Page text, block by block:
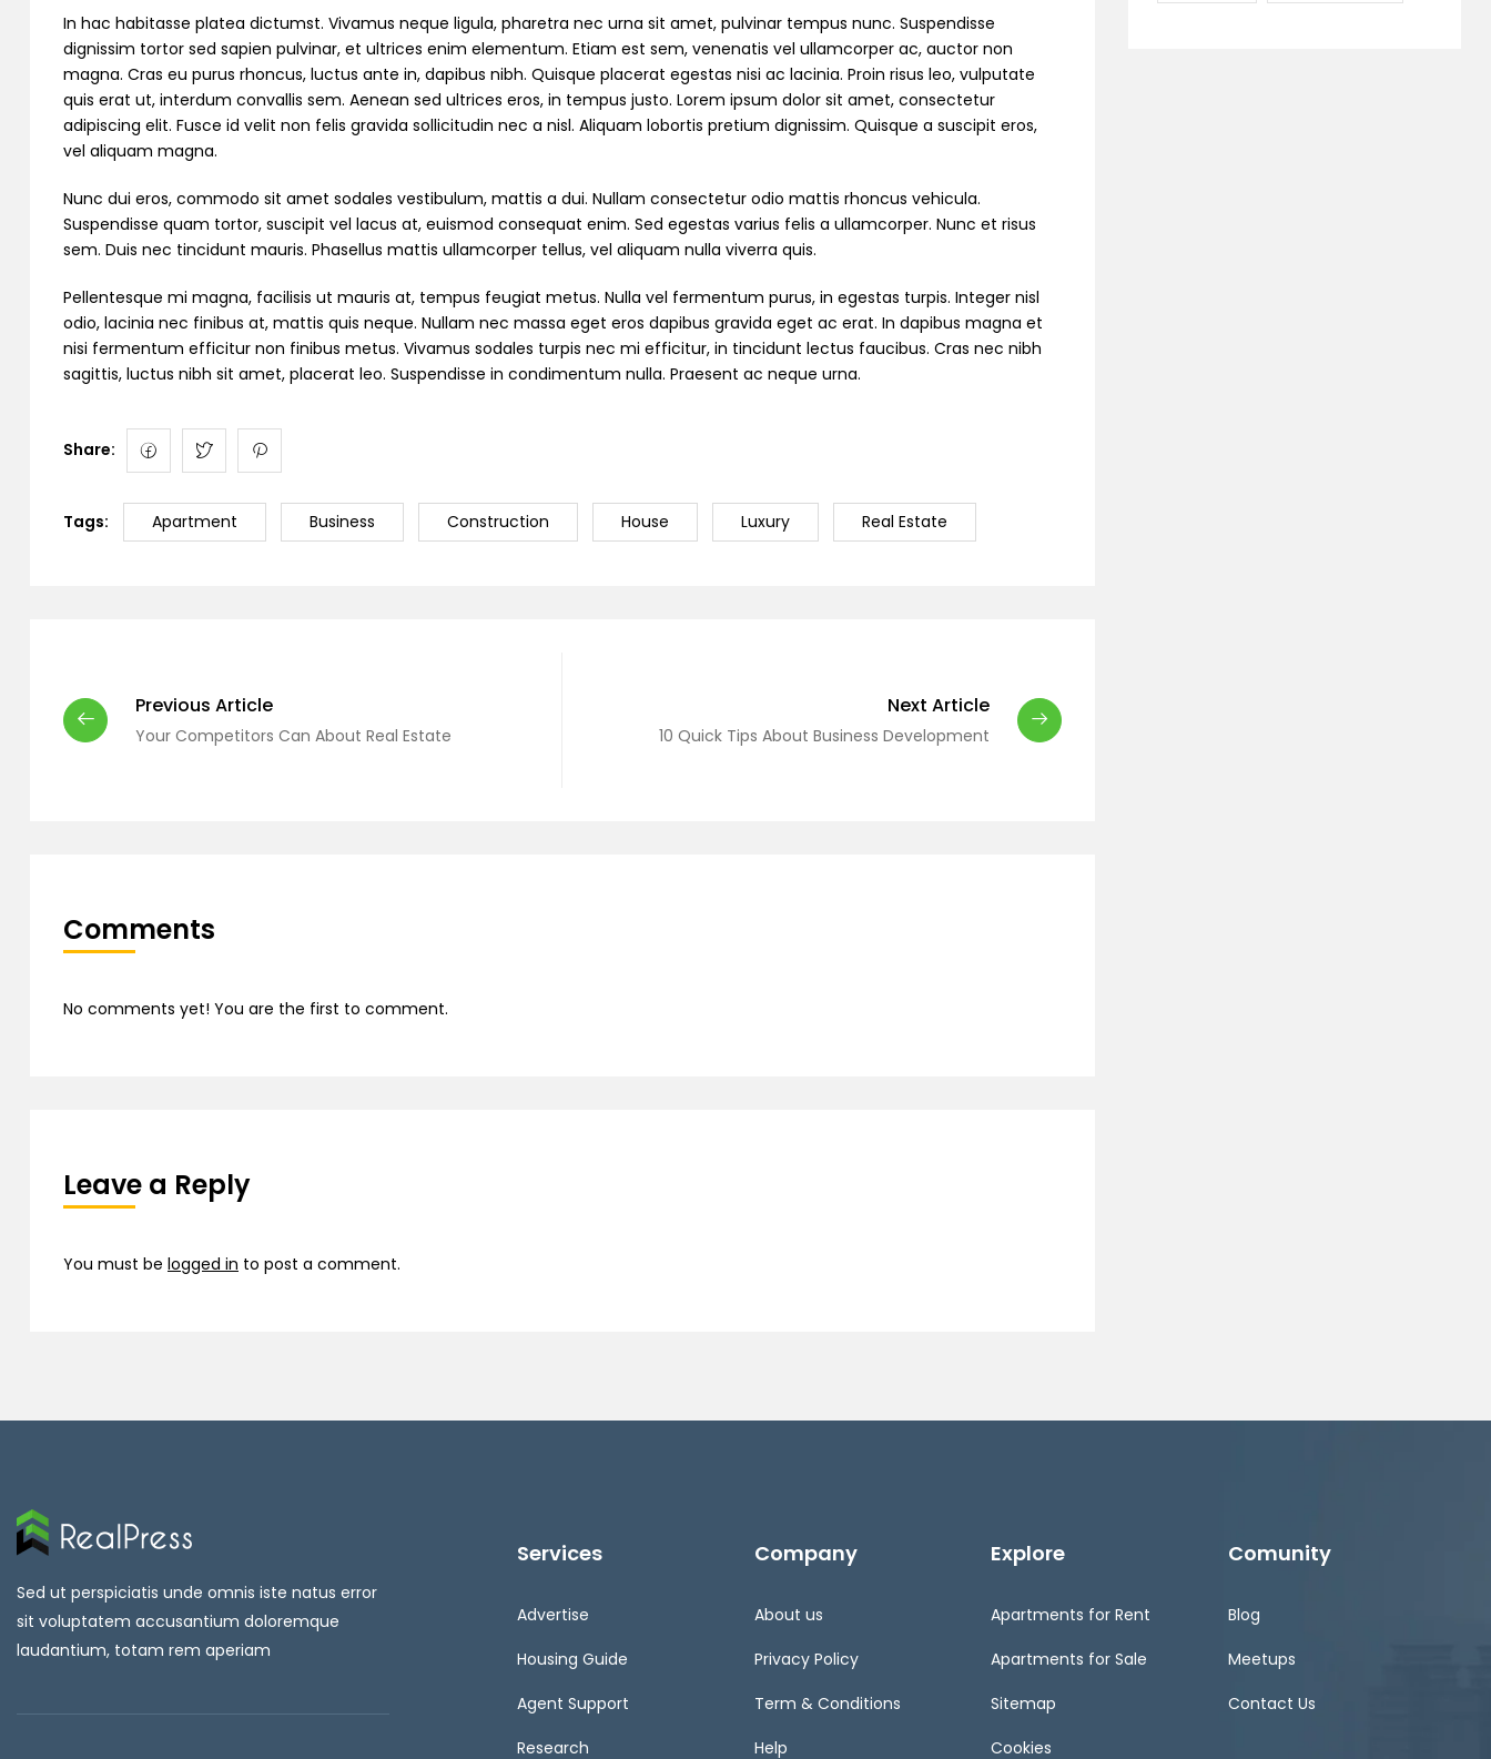
In hac habitasse platea dictumst. Vivamus neque ligula, pharetra nec urna sit amet, pulvinar tempus nunc. Suspendisse
dignissim tortor sed sapien pulvinar, et ultrices enim elementum. Etiam est sem, venenatis vel ullamcorper ac, auctor non
magna. Cras eu purus rhoncus, luctus ante in, dapibus nibh. Quisque placerat egestas nisi ac lacinia. Proin risus leo, vulputate
quis erat ut, interdum convallis sem. Aenean sed ultrices eros, in tempus justo. Lorem ipsum dolor sit amet, consectetur
adipiscing elit. Fusce id velit non felis gravida sollicitudin nec a nisl. Aliquam lobortis pretium dignissim. Quisque a suscipit eros,
vel aliquam magna.
Nunc dui eros, commodo sit amet sodales vestibulum, mattis a dui. Nullam consectetur odio mattis rhoncus vehicula.
Suspendisse quam tortor, suscipit vel lacus at, euismod consequat enim. Sed egestas varius felis a ullamcorper. Nunc et risus
sem. Duis nec tincidunt mauris. Phasellus mattis ullamcorper tellus, vel aliquam nulla viverra quis.
Pellentesque mi magna, facilisis ut mauris at, tempus feugiat metus. Nulla vel fermentum purus, in egestas turpis. Integer nisl
odio, lacinia nec finibus at, mattis quis neque. Nullam nec massa eget eros dapibus gravida eget ac erat. In dapibus magna et
nisi fermentum efficitur non finibus metus. Vivamus sodales turpis nec mi efficitur, in tincidunt lectus faucibus. Cras nec nibh
sagittis, luctus nibh sit amet, placerat leo. Suspendisse in condimentum nulla. Praesent ac neque urna.
Share:
Tags: Apartment Business Construction House Luxury Real Estate
Previous Article
Your Competitors Can About Real Estate
Next Article
10 Quick Tips About Business Development
Comments
No comments yet! You are the first to comment.
Leave a Reply
You must be logged in to post a comment.
Sed ut perspiciatis unde omnis iste natus error
sit voluptatem accusantium doloremque
laudantium, totam rem aperiam
Services
Advertise
Housing Guide
Agent Support
Research
Company
About us
Privacy Policy
Term & Conditions
Help
Explore
Apartments for Rent
Apartments for Sale
Sitemap
Cookies
Comunity
Blog
Meetups
Contact Us